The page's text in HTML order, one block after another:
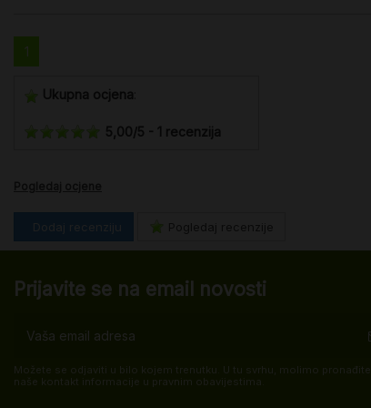
1
Ukupna ocjena
5,00/5 - 1 recenzija
Prijavite se na email novosti
Možete se odjaviti u bilo kojem trenutku. U tu svrhu, molimo pronađite
naše kontakt informacije u pravnim obavijestima.